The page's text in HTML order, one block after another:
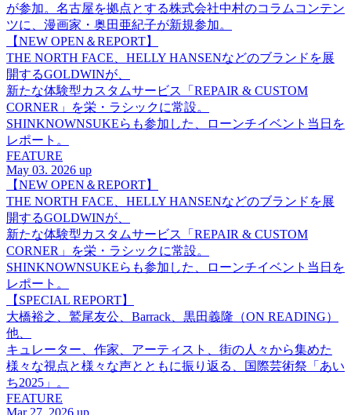
が参加。名古屋を拠点とする株式会社中村のコラムコンテン
ツに、漫画家・奥田亜紀子が新規参加。
【NEW OPEN＆REPORT】
THE NORTH FACE、HELLY HANSENなどのブランドを展
開するGOLDWINが、
新たな体験型カスタムサービス「REPAIR & CUSTOM
CORNER」を栄・ラシックに常設。
SHINKNOWNSUKEらも参加した、ローンチイベント当日を
レポート。
FEATURE
May 03. 2026 up
【NEW OPEN＆REPORT】
THE NORTH FACE、HELLY HANSENなどのブランドを展
開するGOLDWINが、
新たな体験型カスタムサービス「REPAIR & CUSTOM
CORNER」を栄・ラシックに常設。
SHINKNOWNSUKEらも参加した、ローンチイベント当日を
レポート。
【SPECIAL REPORT】
大橋裕之、鷲尾友公、Barrack、黒田義隆（ON READING）
他、
キュレーター、作家、アーティスト、街の人々から集めた
様々な視点と様々な声とともに振り返る、国際芸術祭「あい
ち2025」。
FEATURE